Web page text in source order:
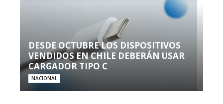
DESDE OCTUBRE LOS DISPOSITIVOS
VENDIDOS EN CHILE DEBERÁN USAR
CARGADOR TIPO C
NACIONAL